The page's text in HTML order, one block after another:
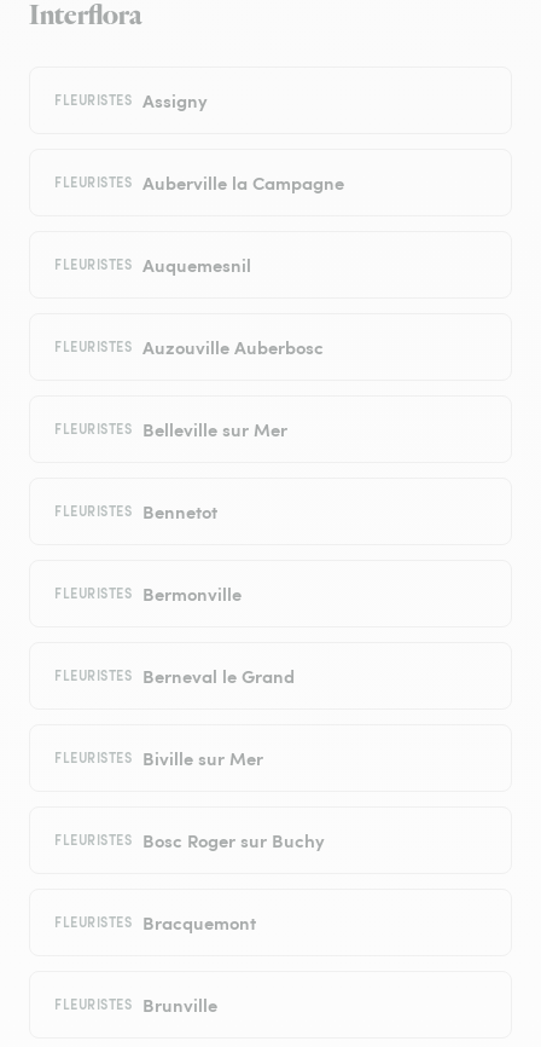
Interflora
FLEURISTES Assigny
FLEURISTES Auberville la Campagne
FLEURISTES Auquemesnil
FLEURISTES Auzouville Auberbosc
FLEURISTES Belleville sur Mer
FLEURISTES Bennetot
FLEURISTES Bermonville
FLEURISTES Berneval le Grand
FLEURISTES Biville sur Mer
FLEURISTES Bosc Roger sur Buchy
FLEURISTES Bracquemont
FLEURISTES Brunville